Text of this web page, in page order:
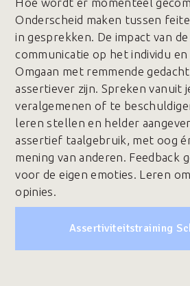
Onderscheid maken tussen
in gesprekken. De impact van de
communicatie op het individu
Omgaan met remmende
assertiever zijn. Spreken vanuit
veralgemenen of te
leren stellen en helder
assertief taalgebruik, met oog
mening van anderen. Feedback
voor de eigen emoties. Leren
opinies.
Assertiviteitstraining